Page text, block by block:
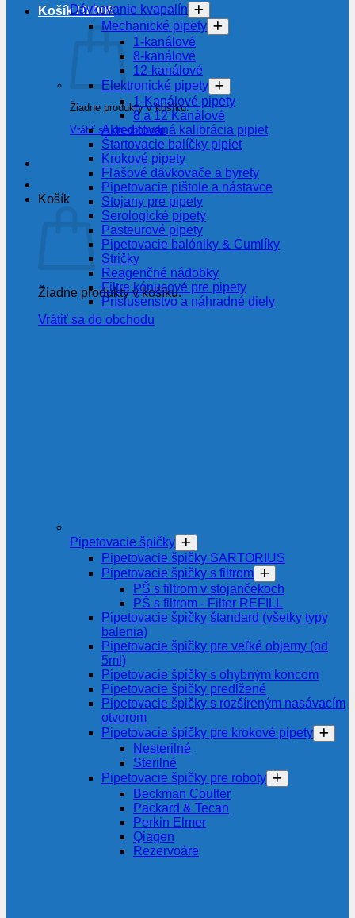
Košík /0.00€
Žiadne produkty v košíku.
Vrátiť sa do obchodu
Košík
Žiadne produkty v košíku.
Vrátiť sa do obchodu
Dávkovanie kvapalín
Mechanické pipety
1-kanálové
8-kanálové
12-kanálové
Elektronické pipety
1-Kanálové pipety
8 a 12 Kanálové
Akreditovaná kalibrácia pipiet
Štartovacie balíčky pipiet
Krokové pipety
Fľašové dávkovače a byrety
Pipetovacie pištole a nástavce
Stojany pre pipety
Serologické pipety
Pasteurové pipety
Pipetovacie balóniky & Cumlíky
Stričky
Reagenčné nádobky
Filtre kónusové pre pipety
Príslušenstvo a náhradné diely
Pipetovacie špičky
Pipetovacie špičky SARTORIUS
Pipetovacie špičky s filtrom
PŠ s filtrom v stojančekoch
PŠ s filtrom - Filter REFILL
Pipetovacie špičky štandard (všetky typy
balenia)
Pipetovacie špičky pre veľké objemy (od
5ml)
Pipetovacie špičky s ohybným koncom
Pipetovacie špičky predĺžené
Pipetovacie špičky s rozšíreným nasávacím
otvorom
Pipetovacie špičky pre krokové pipety
Nesterilné
Sterilné
Pipetovacie špičky pre roboty
Beckman Coulter
Packard & Tecan
Perkin Elmer
Qiagen
Rezervoáre